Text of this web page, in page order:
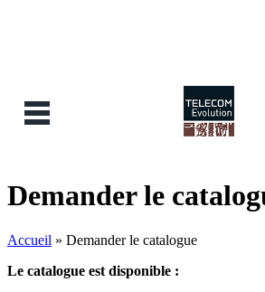
Demander le
Accueil » Demander le catalogue
Le catalogue est disponible :